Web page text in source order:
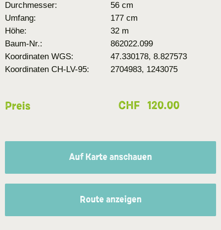
Durchmesser:
56 cm
Umfang:
177 cm
Höhe:
32 m
Baum-Nr.:
862022.099
Koordinaten WGS:
47.330178, 8.827573
Koordinaten CH-LV-95:
2704983, 1243075
Preis CHF 120.00
Auf Karte anschauen
Route anzeigen